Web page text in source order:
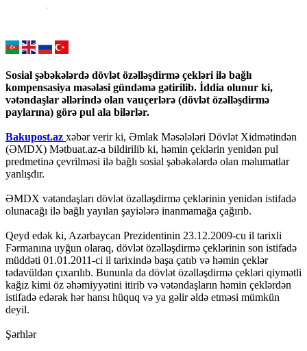
Sosial şəbəkələrdə dövlət özəlləşdirmə çekləri ilə bağlı
kompensasiya məsələsi gündəmə gətirilib. İddia olunur ki,
vətəndaşlar əllərində olan vauçerlərə (dövlət özəlləşdirmə
paylarına) görə pul ala bilərlər.
Bakupost.az xəbər verir ki, Əmlak Məsələləri Dövlət Xidmətindən
(ƏMDX) Mətbuat.az-a bildirilib ki, həmin çeklərin yenidən pul
predmetinə çevrilməsi ilə bağlı sosial şəbəkələrdə olan məlumatlar
yanlışdır.
ƏMDX vətəndaşları dövlət özəlləşdirmə çeklərinin yenidən istifadə
olunacağı ilə bağlı yayılan şayiələrə inanmamağa çağırıb.
Qeyd edək ki, Azərbaycan Prezidentinin 23.12.2009-cu il tarixli
Fərmanına uyğun olaraq, dövlət özəlləşdirmə çeklərinin son istifadə
müddəti 01.01.2011-ci il tarixində başa çatıb və həmin çeklər
tədavüldən çıxarılıb. Bununla da dövlət özəlləşdirmə çekləri qiymətli
kağız kimi öz əhəmiyyətini itirib və vətəndaşların həmin çeklərdən
istifadə edərək hər hansı hüquq və ya gəlir əldə etməsi mümkün
deyil.
Şərhlər